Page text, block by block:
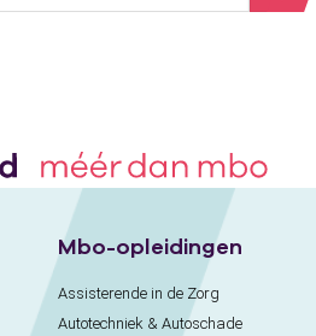
Mbo-opleidingen
Assisterende in de Zorg
Autotechniek & Autoschade